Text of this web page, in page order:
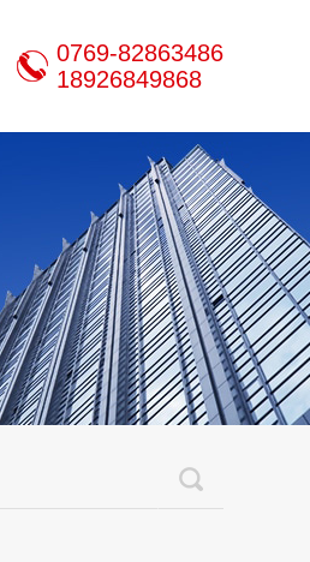
0769-82863486
18926849868